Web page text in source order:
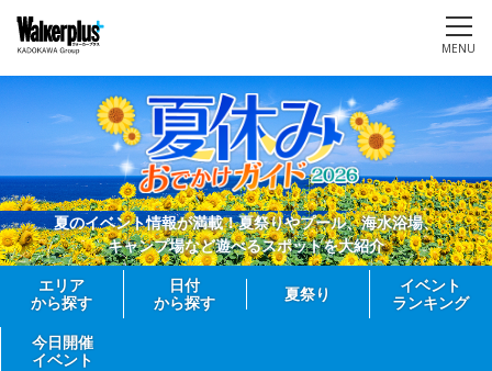
MENU
夏のイベント情報が満載！夏祭りやプール、海水浴場、
キャンプ場など遊べるスポットを大紹介
エリア
から探す
日付
から探す
夏祭り
イベント
ランキング
今日開催
イベント